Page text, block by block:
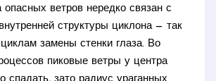
опасных ветров нередко связан с
структуры циклона — так
замены стенки глаза. Во
пиковые ветры у центра
спадать, зато радиус ураганных